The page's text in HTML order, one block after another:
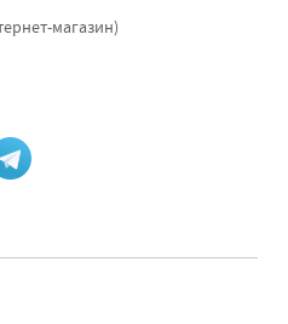
магазин)